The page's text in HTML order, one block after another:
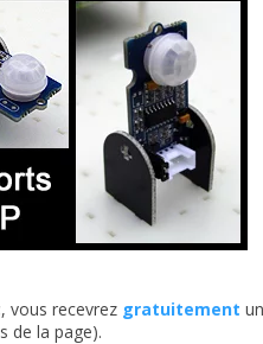
, vous recevrez gratuitement
de la page).